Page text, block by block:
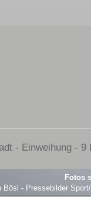
- Einweihung -
Fotos
- Pressebilder